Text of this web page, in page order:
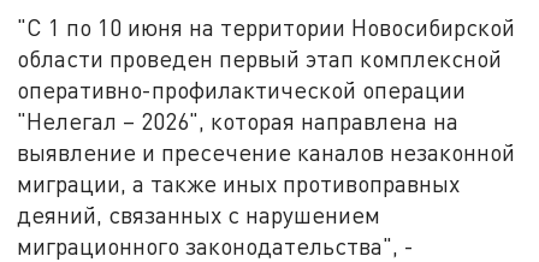
"С 1 по 10 июня на территории Новосибирской
области проведен первый этап комплексной
оперативно-профилактической операции
"Нелегал – 2026", которая направлена на
выявление и пресечение каналов незаконной
миграции, а также иных противоправных
деяний, связанных с нарушением
миграционного законодательства", -